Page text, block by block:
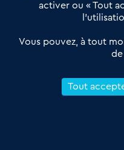
Réseau 3C : un partenaire
Petitscommerces : Un
proximité et des territoires
Reprendre un Restaurant
activer ou « Tout
Vous pouvez, à tout
de
Tout